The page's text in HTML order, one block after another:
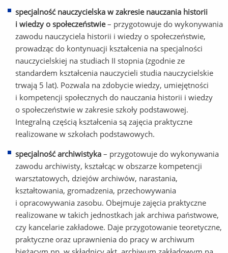
specjalność nauczycielska w zakresie nauczania historii
i wiedzy o społeczeństwie– przygotowuje do wykonywania
zawodu nauczyciela historii i wiedzy o społeczeństwie,
prowadząc do kontynuacji kształcenia na specjalności
nauczycielskiej na studiach II stopnia (zgodnie ze
standardem kształcenia nauczycieli studia nauczycielskie
trwają 5 lat). Pozwala na zdobycie wiedzy, umiejętności
i kompetencji społecznych do nauczania historii i wiedzy
o społeczeństwie w zakresie szkoły podstawowej.
Integralną częścią kształcenia są zajęcia praktyczne
realizowane w szkołach podstawowych.
specjalność archiwistyka – przygotowuje do wykonywania
zawodu archiwisty, kształcąc w obszarze kompetencji
warsztatowych, dziejów archiwów, narastania,
kształtowania, gromadzenia, przechowywania
i opracowywania zasobu. Obejmuje zajęcia praktyczne
realizowane w takich jednostkach jak archiwa państwowe,
czy kancelarie zakładowe. Daje przygotowanie teoretyczne,
praktyczne oraz uprawnienia do pracy w archiwum